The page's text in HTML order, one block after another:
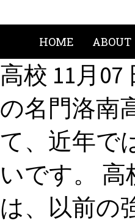
HOME ABOUT
高校 11月
の名門洛南
て、近年で
いです。 高
は、以前の